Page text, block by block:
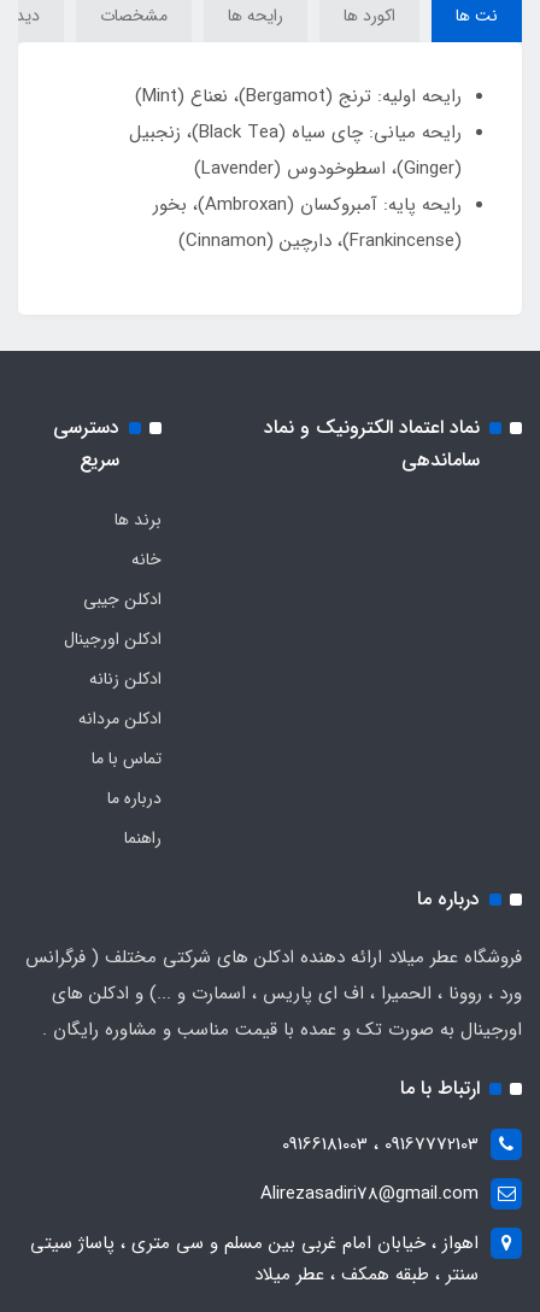
نت ها اکورد ها رایحه ها مشخصات
رایحه اولیه: ترنج (Bergamot)، نعناع (Mint)
رایحه میانی: چای سیاه (Black Tea)، زنجبیل
(Ginger)، اسطوخودوس (Lavender)
رایحه پایه: آمبروکسان (Ambroxan)، بخور
(Frankincense)، دارچین (Cinnamon)
نماد اعتماد الکترونیک و نماد
ساماندهی
دسترسی
سریع
برند ها
خانه
ادکلن جیبی
ادکلن اورجینال
ادکلن زنانه
ادکلن مردانه
تماس با ما
درباره ما
راهنما
درباره ما
فروشگاه عطر میلاد ارائه دهنده ادکلن های شرکتی مختلف ( فرگرانس
ورد ، روونا ، الحمیرا ، اف ای پاریس ، اسمارت و ...) و ادکلن های
اورجینال به صورت تک و عمده با قیمت مناسب و مشاوره رایگان .
ارتباط با ما
09167772103 ، 09166181003
Alirezasadiri78@gmail.com
اهواز ، خیابان امام غربی بین مسلم و سی متری ، پاساژ سیتی
سنتر ، طبقه همکف ، عطر میلاد